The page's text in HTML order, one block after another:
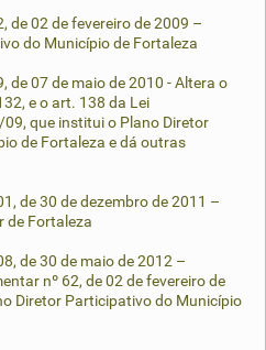
de 02 de fevereiro de 2009 –
do Município de Fortaleza
de 07 de maio de 2010 - Altera o
e o art. 138 da Lei
que institui o Plano Diretor
de Fortaleza e dá outras
de 30 de dezembro de 2011 –
de Fortaleza
de 30 de maio de 2012 –
nº 62, de 02 de fevereiro de
Diretor Participativo do Município